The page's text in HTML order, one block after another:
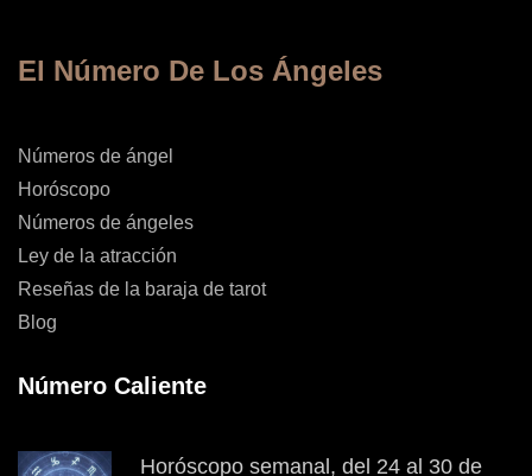
El Número De Los Ángeles
Números de ángel
Horóscopo
Números de ángeles
Ley de la atracción
Reseñas de la baraja de tarot
Blog
Número Caliente
Horóscopo semanal, del 24 al 30 de